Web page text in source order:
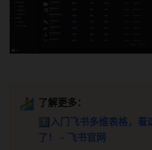
🏄 了解更多：
入门飞书多维表格，看
了！ - 飞书官网